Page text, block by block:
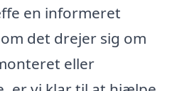
en informeret
det drejer sig om
eller